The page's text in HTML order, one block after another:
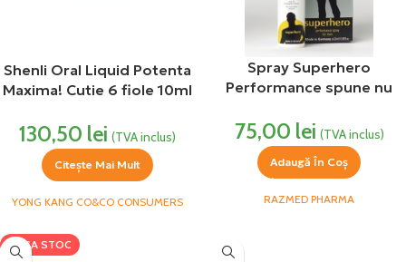
Shenli Oral Liquid Potenta
Maxima! Cutie 6 fiole 10ml
130,50 lei (TVA inclus)
Citește Mai Mult
YONG KANG CO&CO CONSUMERS
Spray Superhero
Performance spune nu
Razmed Pharma
75,00 lei (TVA inclus)
Adaugă În Coș
RAZMED PHARMA
LIPSA STOC